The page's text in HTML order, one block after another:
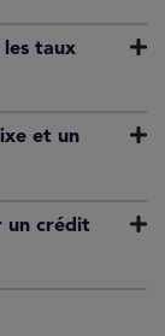
taux
et un
un crédit